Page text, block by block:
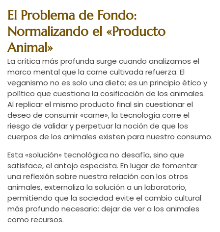
El Problema de Fondo:
Normalizando el «Producto
Animal»
La crítica más profunda surge cuando analizamos el
marco mental que la carne cultivada refuerza. El
veganismo no es solo una dieta; es un principio ético y
político que cuestiona la cosificación de los animales.
Al replicar el mismo producto final sin cuestionar el
deseo de consumir «carne», la tecnología corre el
riesgo de validar y perpetuar la noción de que los
cuerpos de los animales existen para nuestro consumo.
Esta «solución» tecnológica no desafía, sino que
satisface, el antojo especista. En lugar de fomentar
una reflexión sobre nuestra relación con los otros
animales, externaliza la solución a un laboratorio,
permitiendo que la sociedad evite el cambio cultural
más profundo necesario: dejar de ver a los animales
como recursos.